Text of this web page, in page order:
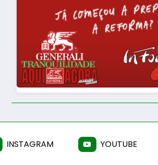
INSTAGRAM YOUTUBE